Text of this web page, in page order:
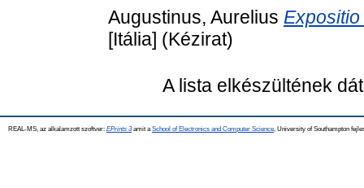
Augustinus, Aurelius
[Itália] (Kézirat)
A lista elkészültének
REAL-MS, az alkalamzott szoftver: EPrints 3amit a School of Electronics and Computer Science , University of Southampton